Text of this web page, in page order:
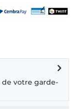
de votre garde-